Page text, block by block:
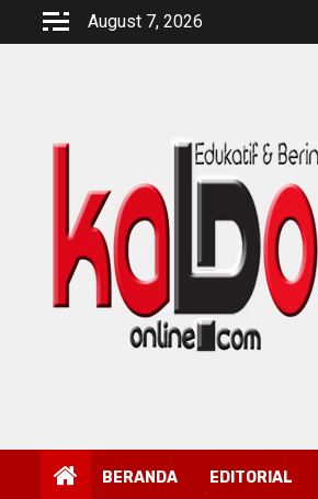
August 7, 2026
BERANDA EDITORIAL